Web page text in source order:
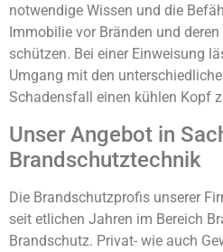
notwendige Wissen und die
Immobilie vor Bränden und
schützen. Bei einer Einweisung
Umgang mit den
Schadensfall einen kühlen Kopf
Unser Angebot in
Brandschutztechnik
Die Brandschutzprofis unserer
seit etlichen Jahren im Bereich
Brandschutz. Privat- wie auch